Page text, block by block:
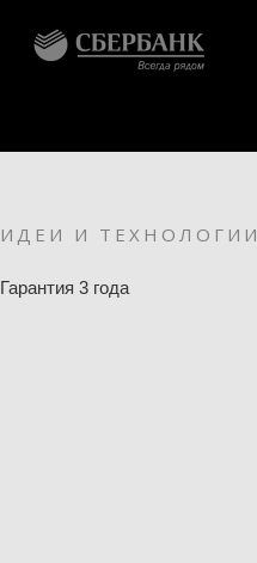
ИДЕИ И ТЕХНОЛОГИИ
Гарантия 3 года